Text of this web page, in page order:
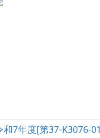
和7年度[第37-K3076-